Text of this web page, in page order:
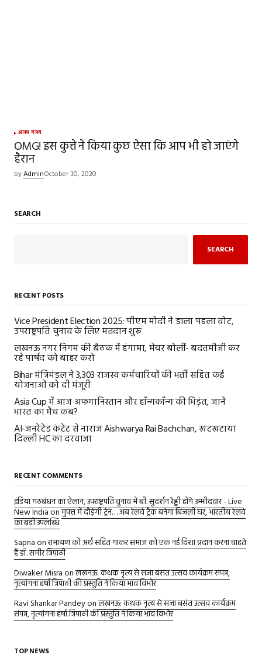
अजब गजब
OMG! इस कुत्ते ने किया कुछ ऐसा कि आप भी हो जाएंगे
हैरान
byAdminOctober 30, 2020
SEARCH
SEARCH
RECENT POSTS
Vice President Election 2025: पीएम मोदी ने डाला पहला वोट,
उपराष्ट्रपति चुनाव के लिए मतदान शुरू
लखनऊ नगर निगम की बैठक में हंगामा, मेयर बोलीं- बदतमीजी कर
रहे पार्षद को बाहर करो
Bihar मंत्रिमंडल ने 3,303 राजस्व कर्मचारियों की भर्ती सहित कई
योजनाओं को दी मंजूरी
Asia Cup में आज अफगानिस्तान और हॉन्गकॉन्ग की भिड़ंत, जानें
भारत का मैच कब?
AI-जनरेटेड कंटेंट से नाराज Aishwarya Rai Bachchan, खटखटाया
दिल्ली HC का दरवाजा
RECENT COMMENTS
इंडिया गठबंधन का ऐलान, उपराष्ट्रपति चुनाव में बी. सुदर्शन रेड्डी होंगे उम्मीदवार - Live
New Indiaonमुफ्त में दौड़ेगी ट्रेन… अब रेलवे ट्रैक बनेगा बिजली घर, भारतीय रेलवे
का बड़ी उपलब्धि
Sapnaonरामायण को अर्थ सहित गाकर समाज को एक नई दिशा प्रदान करना चाहते
हैं डॉ. समीर त्रिपाठी
Diwaker Misraonलखनऊ: कथक नृत्य से सजा बसंत उत्सव कार्यक्रम संपन्न,
नृत्यांगना हर्षा त्रिपाठी की प्रस्तुति ने किया भाव विभोर
Ravi Shankar Pandeyonलखनऊ: कथक नृत्य से सजा बसंत उत्सव कार्यक्रम
संपन्न, नृत्यांगना हर्षा त्रिपाठी की प्रस्तुति ने किया भाव विभोर
TOP NEWS